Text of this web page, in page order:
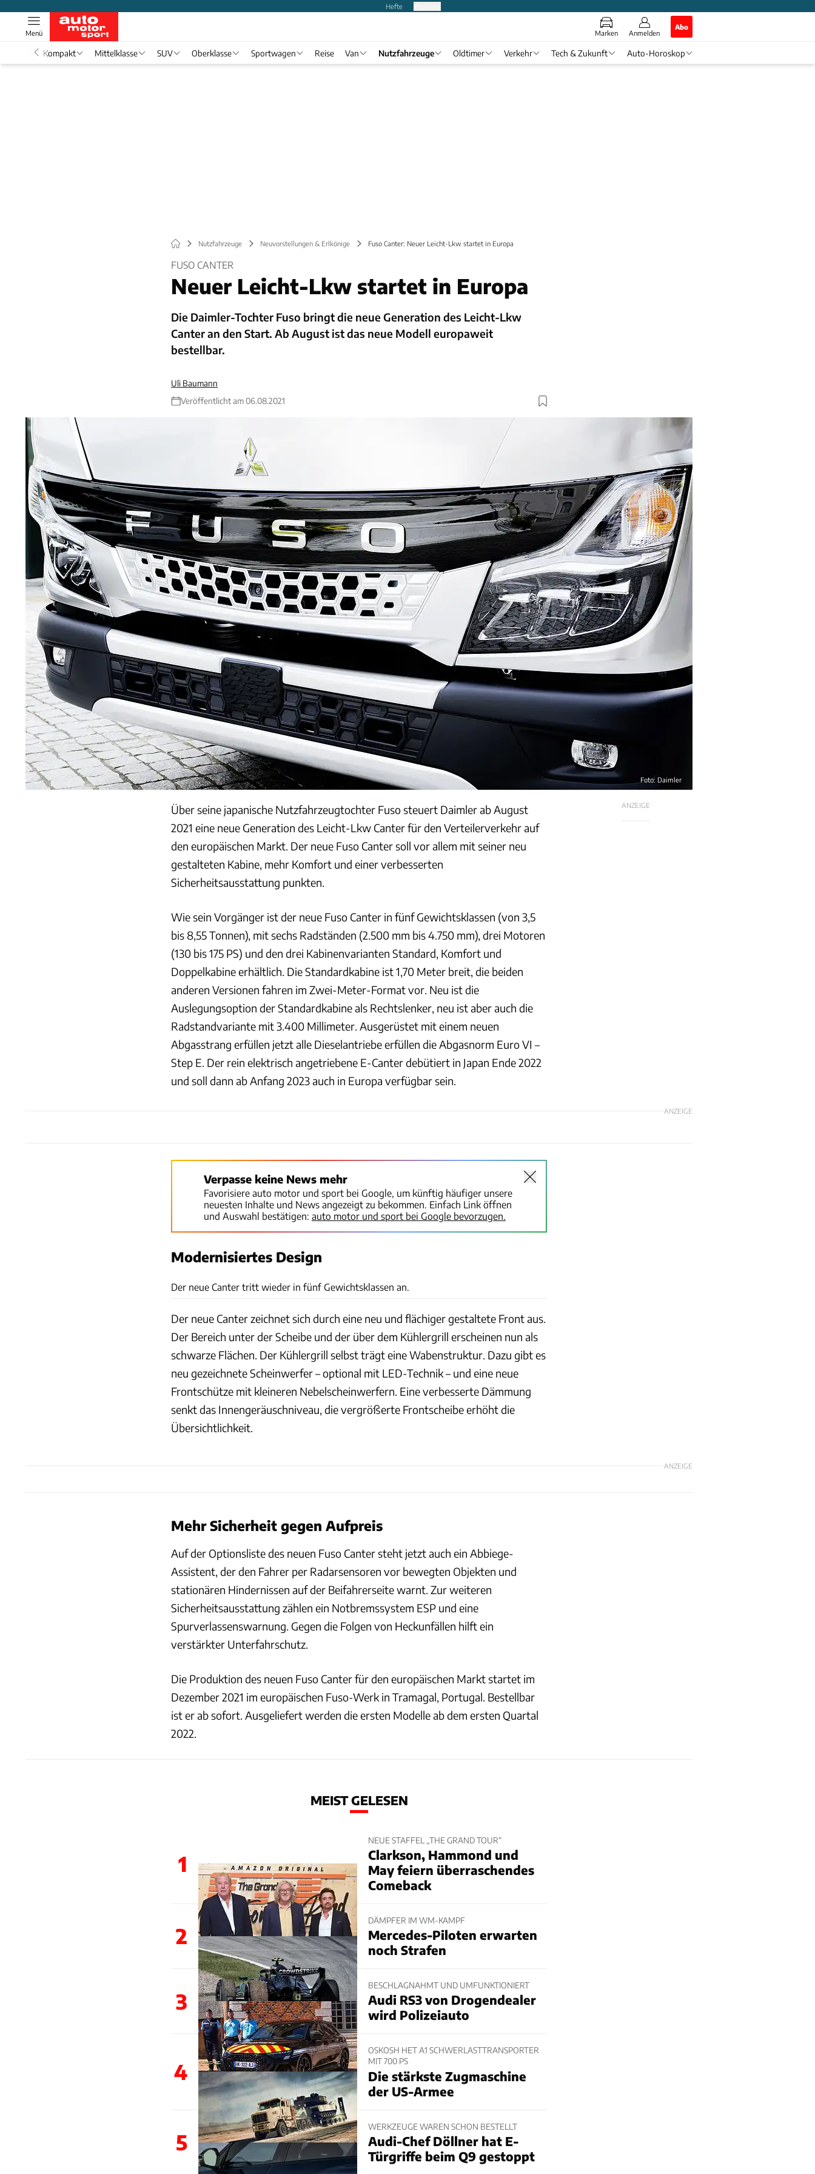
Hefte
Marken Anmelden
Abo
Menü
Kompakt Mittelklasse SUV Oberklasse Sportwagen Reise Van Nutzfahrzeuge Oldtimer Verkehr Tech & Zukunft Auto-Horoskop
Nutzfahrzeuge Neuvorstellungen & Erlkönige Fuso Canter: Neuer Leicht-Lkw startet in Europa
FUSO CANTER
Neuer Leicht-Lkw startet in Europa
Die Daimler-Tochter Fuso bringt die neue Generation des Leicht-Lkw
Canter an den Start. Ab August ist das neue Modell europaweit
bestellbar.
Uli Baumann
Veröffentlicht am 06.08.2021
Foto: Daimler
ANZEIGE
Über seine japanische Nutzfahrzeugtochter Fuso steuert Daimler ab August
2021 eine neue Generation des Leicht-Lkw Canter für den Verteilerverkehr auf
den europäischen Markt. Der neue Fuso Canter soll vor allem mit seiner neu
gestalteten Kabine, mehr Komfort und einer verbesserten
Sicherheitsausstattung punkten.
Wie sein Vorgänger ist der neue Fuso Canter in fünf Gewichtsklassen (von 3,5
bis 8,55 Tonnen), mit sechs Radständen (2.500 mm bis 4.750 mm), drei Motoren
(130 bis 175 PS) und den drei Kabinenvarianten Standard, Komfort und
Doppelkabine erhältlich. Die Standardkabine ist 1,70 Meter breit, die beiden
anderen Versionen fahren im Zwei-Meter-Format vor. Neu ist die
Auslegungsoption der Standardkabine als Rechtslenker, neu ist aber auch die
Radstandvariante mit 3.400 Millimeter. Ausgerüstet mit einem neuen
Abgasstrang erfüllen jetzt alle Dieselantriebe erfüllen die Abgasnorm Euro VI –
Step E. Der rein elektrisch angetriebene E-Canter debütiert in Japan Ende 2022
und soll dann ab Anfang 2023 auch in Europa verfügbar sein.
ANZEIGE
Verpasse keine News mehr
Favorisiere auto motor und sport bei Google, um künftig häufiger unsere
neuesten Inhalte und News angezeigt zu bekommen. Einfach Link öffnen
und Auswahl bestätigen: auto motor und sport bei Google bevorzugen.
Modernisiertes Design
Der neue Canter tritt wieder in fünf Gewichtsklassen an.
Der neue Canter zeichnet sich durch eine neu und flächiger gestaltete Front aus.
Der Bereich unter der Scheibe und der über dem Kühlergrill erscheinen nun als
schwarze Flächen. Der Kühlergrill selbst trägt eine Wabenstruktur. Dazu gibt es
neu gezeichnete Scheinwerfer – optional mit LED-Technik – und eine neue
Frontschütze mit kleineren Nebelscheinwerfern. Eine verbesserte Dämmung
senkt das Innengeräuschniveau, die vergrößerte Frontscheibe erhöht die
Übersichtlichkeit.
ANZEIGE
Mehr Sicherheit gegen Aufpreis
Auf der Optionsliste des neuen Fuso Canter steht jetzt auch ein Abbiege-
Assistent, der den Fahrer per Radarsensoren vor bewegten Objekten und
stationären Hindernissen auf der Beifahrerseite warnt. Zur weiteren
Sicherheitsausstattung zählen ein Notbremssystem ESP und eine
Spurverlassenswarnung. Gegen die Folgen von Heckunfällen hilft ein
verstärkter Unterfahrschutz.
Die Produktion des neuen Fuso Canter für den europäischen Markt startet im
Dezember 2021 im europäischen Fuso-Werk in Tramagal, Portugal. Bestellbar
ist er ab sofort. Ausgeliefert werden die ersten Modelle ab dem ersten Quartal
2022.
MEIST GELESEN
1
NEUE STAFFEL „THE GRAND TOUR“
Clarkson, Hammond und
May feiern überraschendes
Comeback
2
DÄMPFER IM WM-KAMPF
Mercedes-Piloten erwarten
noch Strafen
3
BESCHLAGNAHMT UND UMFUNKTIONIERT
Audi RS3 von Drogendealer
wird Polizeiauto
4
OSKOSH HET A1 SCHWERLASTTRANSPORTER
MIT 700 PS
Die stärkste Zugmaschine
der US-Armee
5
WERKZEUGE WAREN SCHON BESTELLT
Audi-Chef Döllner hat E-
Türgriffe beim Q9 gestoppt